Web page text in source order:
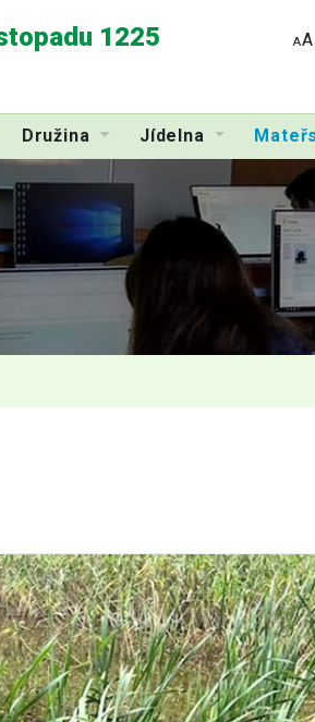
1225 AA
Družina Jídelna